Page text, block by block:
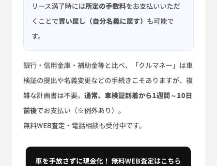
リース満了時には所定の手数料をお支払いいただ
くことで買い戻し（自分名義に戻す） も可能で
す。
銀行・信用金庫・補助金等と比べ、「クルマネー」は車
検証の提出や名義変更などの手続きこそありますが、複
雑な計画書は不要。 通常、車検証到着から1週間～10日
前後でお支払い（※例外あり）。
無料WEB査定・電話相談も受付中です。
車を手放さずに現金化！ 無料WEB査定はこちら